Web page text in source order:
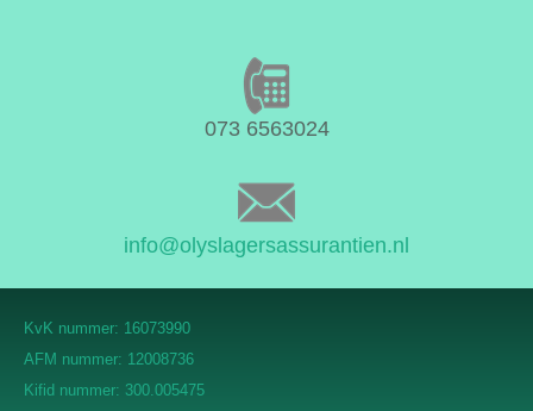
073 6563024
info@olyslagersassurantien.nl
KvK nummer: 16073990
AFM nummer: 12008736
Kifid nummer: 300.005475